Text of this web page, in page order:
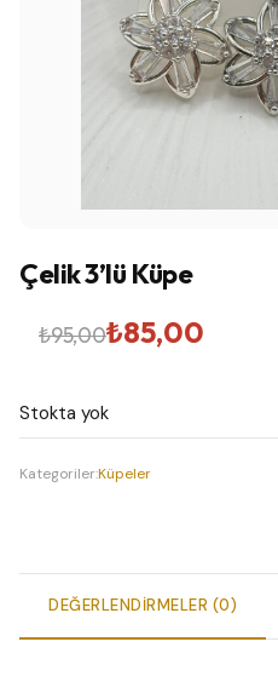
Çelik 3’lü Küpe
₺95,00
Orijinal
₺95,00.
₺85,00
Şu
fiyat:
₺85,00.
Stokta yok
Kategoriler:Küpeler
DEĞERLENDIRMELER (0)